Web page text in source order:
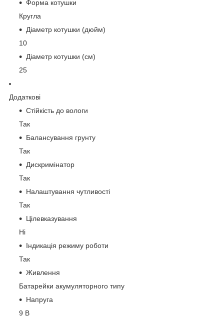
Форма котушки
Кругла
Діаметр котушки (дюйм)
10
Діаметр котушки (см)
25
Додаткові
Стійкість до вологи
Так
Балансування грунту
Так
Дискримінатор
Так
Налаштування чутливості
Так
Цілевказування
Ні
Індикація режиму роботи
Так
Живлення
Батарейки акумуляторного типу
Напруга
9 В